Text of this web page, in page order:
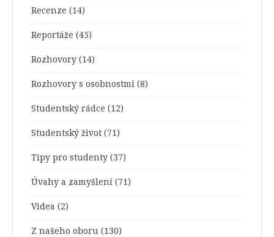
Recenze (14)
Reportáže (45)
Rozhovory (14)
Rozhovory s osobnostmi (8)
Studentský rádce (12)
Studentský život (71)
Tipy pro studenty (37)
Úvahy a zamyšlení (71)
Videa (2)
Z našeho oboru (130)